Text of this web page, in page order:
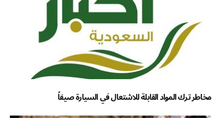
مخاطر ترك المواد القابلة للاشتعال في السيارة صيفاً